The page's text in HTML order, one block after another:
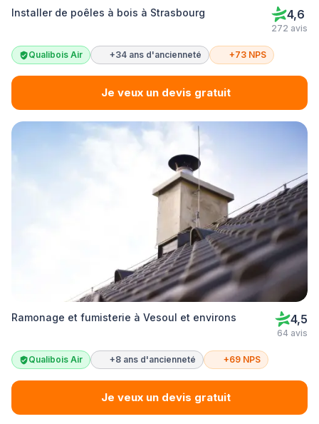
Installer de poêles à bois à Strasbourg 4,6
272 avis
Qualibois Air +34 ans d'ancienneté +73 NPS
Je veux un devis gratuit
Ramonage et fumisterie à Vesoul et environs 4,5
64 avis
Qualibois Air +8 ans d'ancienneté +69 NPS
Je veux un devis gratuit